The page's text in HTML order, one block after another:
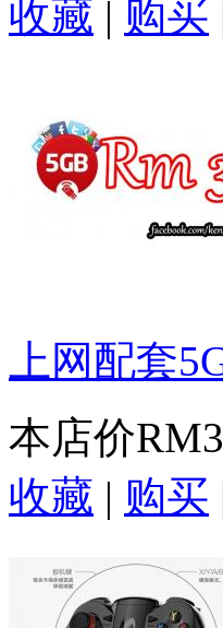
收藏 | 购买
上网配套
本店价
收藏 | 购买